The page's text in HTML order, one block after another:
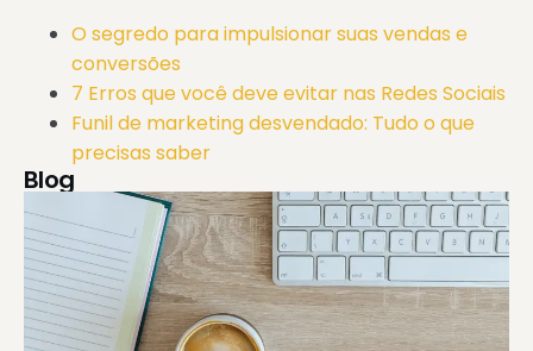
O segredo para impulsionar suas vendas e
conversões
7 Erros que você deve evitar nas Redes Sociais
Funil de marketing desvendado: Tudo o que
precisas saber
Blog